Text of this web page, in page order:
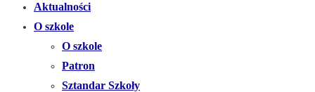
Aktualności
O szkole
O szkole
Patron
Sztandar Szkoły